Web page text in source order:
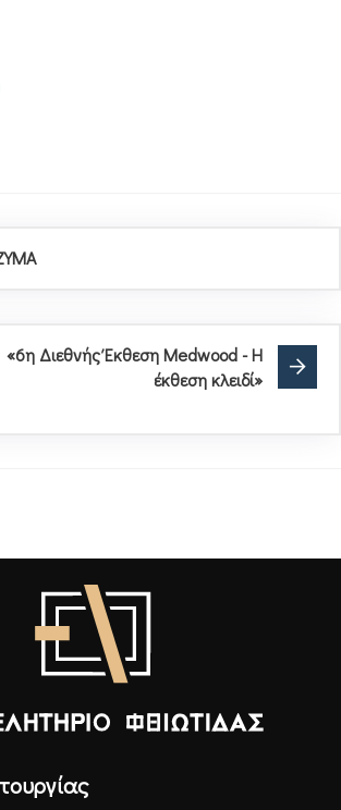
«6η Διεθνής Έκθεση Medwood - Η
έκθεση κλειδί»